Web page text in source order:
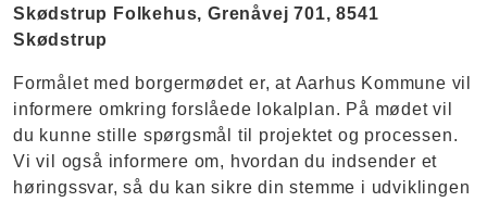
Skødstrup Folkehus, Grenåvej 701, 8541
Skødstrup
Formålet med borgermødet er, at Aarhus Kommune vil
informere omkring forslåede lokalplan. På mødet vil
du kunne stille spørgsmål til projektet og processen.
Vi vil også informere om, hvordan du indsender et
høringssvar, så du kan sikre din stemme i udviklingen